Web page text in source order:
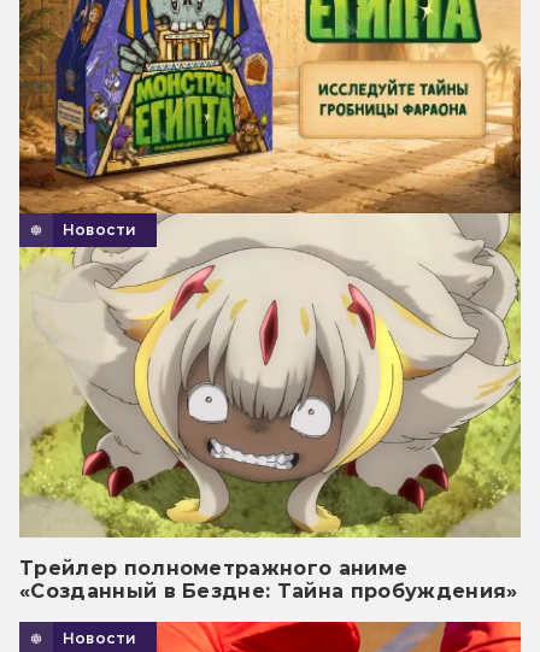
Новости
Трейлер полнометражного аниме
«Созданный в Бездне: Тайна пробуждения»
Новости